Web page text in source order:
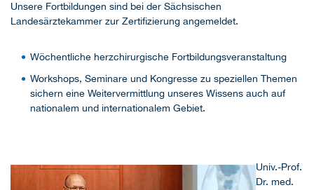
Unsere Fortbildungen sind bei der Sächsischen
Landesärztekammer zur Zertifizierung angemeldet.
Wöchentliche herzchirurgische Fortbildungsveranstaltung
Workshops, Seminare und Kongresse zu speziellen Themen
sichern eine Weitervermittlung unseres Wissens auch auf
nationalem und internationalem Gebiet.
Univ.-Prof.
Dr. med.